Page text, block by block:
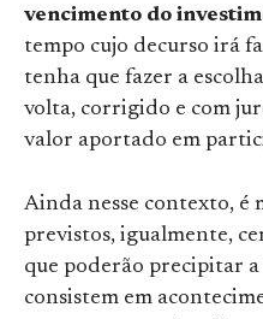
vencimento do
tempo cujo decurso irá
tenha que fazer a
volta, corrigido e com
valor aportado em
Ainda nesse contexto, é
previstos, igualmente,
que poderão precipitar a
consistem em